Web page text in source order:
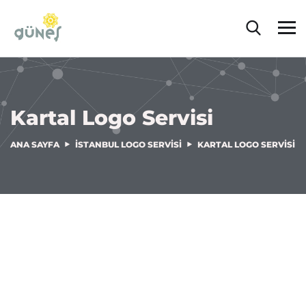
Kartal Logo Servisi
ANA SAYFA İSTANBUL LOGO SERVISI KARTAL LOGO SERVISI